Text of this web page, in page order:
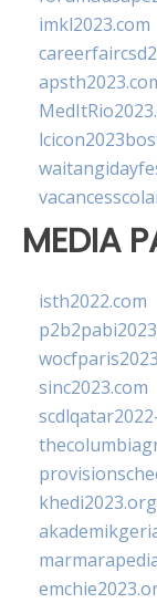
imkl2023.com
MEDIA
isth2022.com
sinc2023.com
khedi2023.org